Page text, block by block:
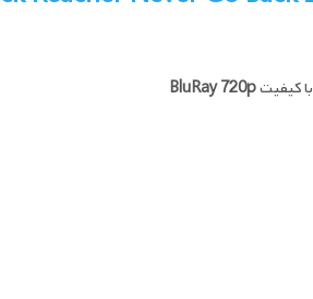
با کیفیتBluRay 720p